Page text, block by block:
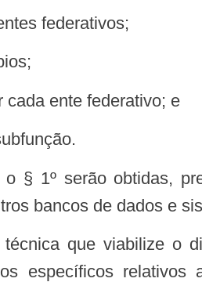
federativos;
cada ente federativo; e
§ 1º serão obtidas,
bancos de dados e
que viabilize o
específicos